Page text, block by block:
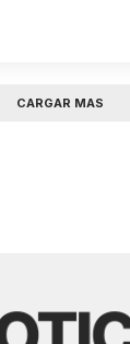
CARGAR MAS